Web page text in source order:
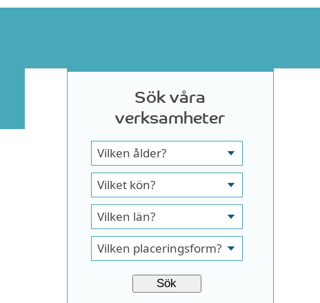
Sök våra
verksamheter